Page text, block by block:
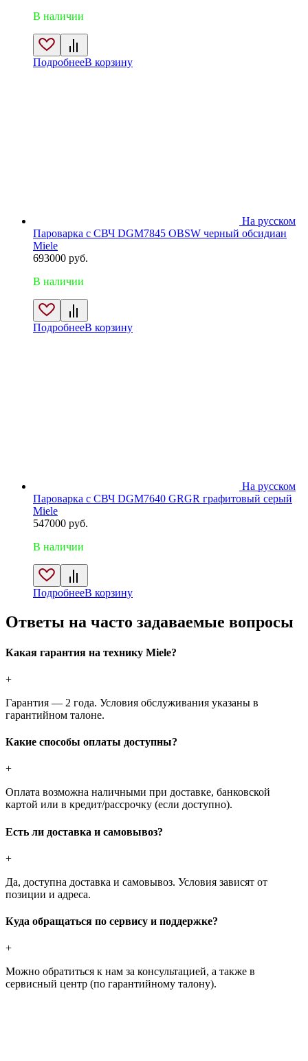
В наличии
ПодробнееВ корзину
На русском
Пароварка с СВЧ DGM7845 OBSW черный обсидиан
Miele
693000 руб.
В наличии
ПодробнееВ корзину
На русском
Пароварка с СВЧ DGM7640 GRGR графитовый серый
Miele
547000 руб.
В наличии
ПодробнееВ корзину
Ответы на часто задаваемые вопросы
Какая гарантия на технику Miele?
+
Гарантия — 2 года. Условия обслуживания указаны в
гарантийном талоне.
Какие способы оплаты доступны?
+
Оплата возможна наличными при доставке, банковской
картой или в кредит/рассрочку (если доступно).
Есть ли доставка и самовывоз?
+
Да, доступна доставка и самовывоз. Условия зависят от
позиции и адреса.
Куда обращаться по сервису и поддержке?
+
Можно обратиться к нам за консультацией, а также в
сервисный центр (по гарантийному талону).